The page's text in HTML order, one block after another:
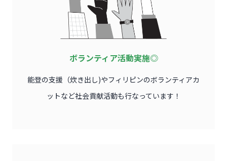
ボランティア活動実施◎
能登の支援（炊き出し)やフィリピンのボランティアカ
ットなど社会貢献活動も行なっています！